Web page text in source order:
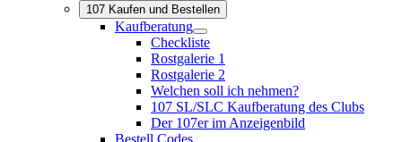
107 Kaufen und Bestellen
Kaufberatung
Checkliste
Rostgalerie 1
Rostgalerie 2
Welchen soll ich nehmen?
107 SL/SLC Kaufberatung des Clubs
Der 107er im Anzeigenbild
Bestell Codes